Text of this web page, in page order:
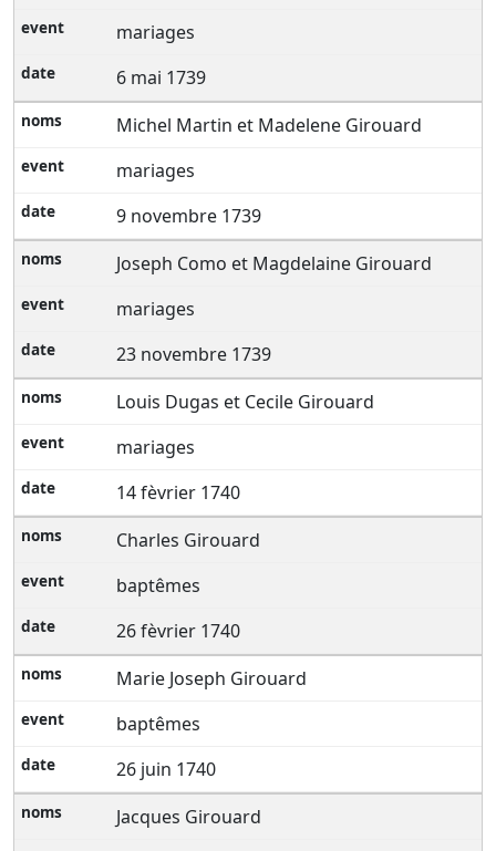
mariages
6 mai 1739
Michel Martin et Madelene Girouard
mariages
9 novembre 1739
Joseph Como et Magdelaine Girouard
mariages
23 novembre 1739
Louis Dugas et Cecile Girouard
mariages
14 fèvrier 1740
Charles Girouard
baptêmes
26 fèvrier 1740
Marie Joseph Girouard
baptêmes
26 juin 1740
Jacques Girouard